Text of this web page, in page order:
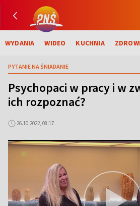
WYDANIA WIDEO KUCHNIA
PYTANIE NA ŚNIADANIE
Psychopaci w pracy i w
ich rozpoznać?
26.10.2022, 08:17